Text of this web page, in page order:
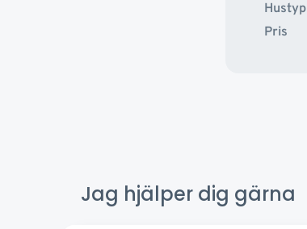
Hustyp
Pris
Jag hjälper dig gärna